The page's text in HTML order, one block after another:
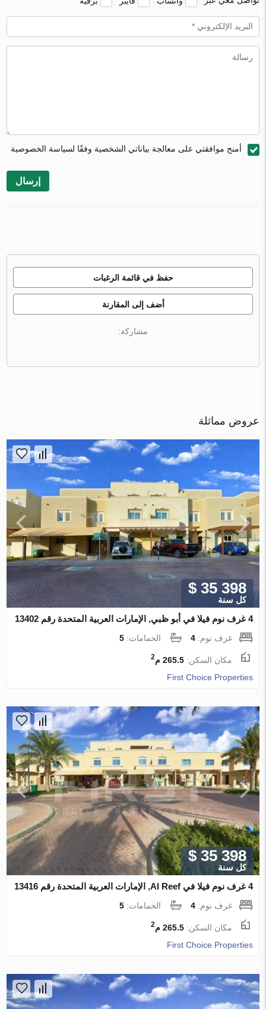
أمنح موافقتي على معالجة بياناتي الشخصية وفقًا لسياسة الخصوصية
إرسال
حفظ في قائمة الرغبات
أضف إلى المقارنة
مشاركة:
عروض مماثلة
$ 35 398
كل سنة
4 غرف نوم فيلا في أبو ظبي, الإمارات العربية المتحدة رقم 13402
غرف نوم:4 الحمامات:5
مكان السكن:265.5 م 2
First Choice Properties
$ 35 398
كل سنة
4 غرف نوم فيلا في Al Reef, الإمارات العربية المتحدة رقم 13416
غرف نوم:4 الحمامات:5
مكان السكن:265.5 م 2
First Choice Properties